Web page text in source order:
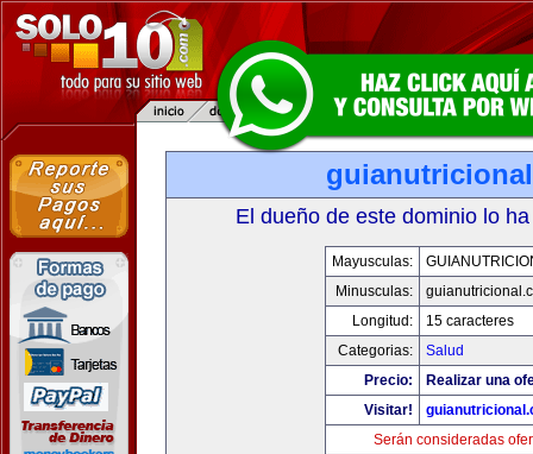
El dueño de este dominio lo
Mayusculas:
Minusculas:
Longitud:
15 caracteres
Categorias:
Salud
Precio:
Realizar una
Visitar!
Serán consideradas